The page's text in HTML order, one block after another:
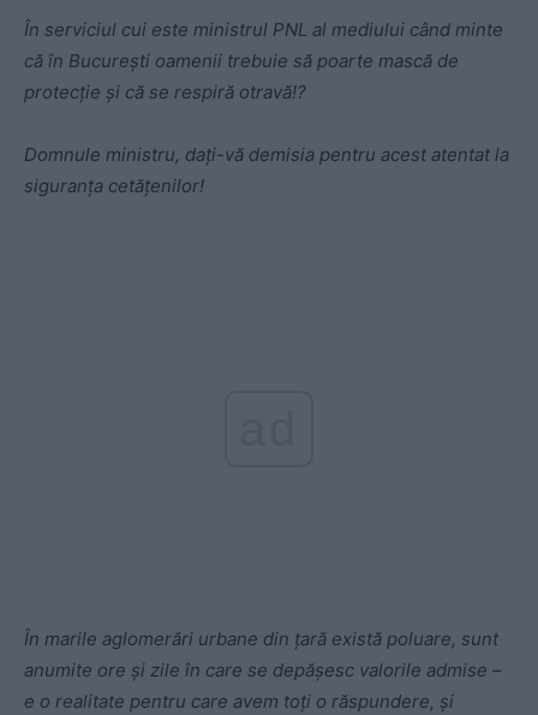
În serviciul cui este ministrul PNL al mediului când minte
că în București oamenii trebuie să poarte mască de
protecție și că se respiră otravă!?
Domnule ministru, dați-vă demisia pentru acest atentat la
siguranța cetățenilor!
În marile aglomerări urbane din țară există poluare, sunt
anumite ore și zile în care se depășesc valorile admise –
e o realitate pentru care avem toți o răspundere, și